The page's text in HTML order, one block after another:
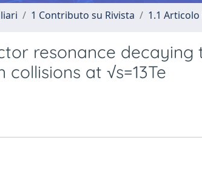
1 Contributo su Rivista 1.1
resonance decaying
at √s=13Te